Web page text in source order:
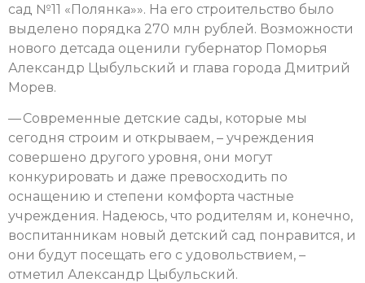
сад №11 «Полянка»». На его строительство было
выделено порядка 270 млн рублей. Возможности
нового детсада оценили губернатор Поморья
Александр Цыбульский и глава города Дмитрий
Морев.
— Современные детские сады, которые мы
сегодня строим и открываем, – учреждения
совершено другого уровня, они могут
конкурировать и даже превосходить по
оснащению и степени комфорта частные
учреждения. Надеюсь, что родителям и, конечно,
воспитанникам новый детский сад понравится, и
они будут посещать его с удовольствием, –
отметил Александр Цыбульский.